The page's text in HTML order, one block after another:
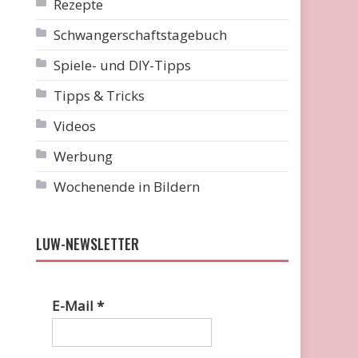
Rezepte
Schwangerschaftstagebuch
Spiele- und DIY-Tipps
Tipps & Tricks
Videos
Werbung
Wochenende in Bildern
LUW-NEWSLETTER
E-Mail*